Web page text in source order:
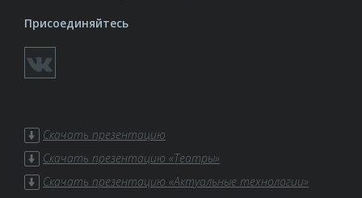
Присоединяйтесь
Скачать презентацию
Скачать презентацию «Театры»
Скачать презентацию «Актуальные технологии»